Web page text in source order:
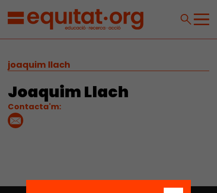
joaquim llach
Joaquim Llach
Contacta'm: